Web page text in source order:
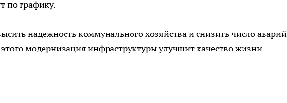
по графику.
надежность коммунального хозяйства и снизить число аварий
модернизация инфраструктуры улучшит качество жизни